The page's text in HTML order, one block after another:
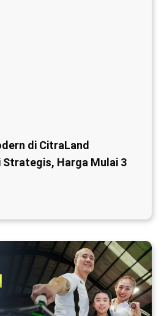
di CitraLand
Strategis, Harga Mulai 3